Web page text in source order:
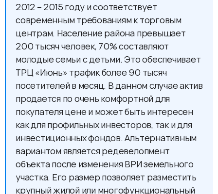
2012 – 2015 году и соответствует
современным требованиям к торговым
центрам. Население района превышает
200 тысяч человек, 70% составляют
молодые семьи с детьми. Это обеспечивает
ТРЦ «Июнь» трафик более 90 тысяч
посетителей в месяц. В данном случае актив
продается по очень комфортной для
покупателя цене и может быть интересен
как для профильных инвесторов, так и для
инвестиционных фондов. Альтернативным
вариантом является редевелопмент
объекта после изменения ВРИ земельного
участка. Его размер позволяет разместить
крупный жилой или многофункциональный